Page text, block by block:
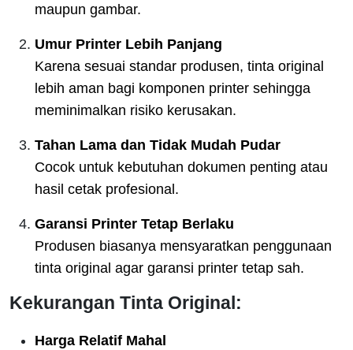
maupun gambar.
Umur Printer Lebih Panjang
Karena sesuai standar produsen, tinta original
lebih aman bagi komponen printer sehingga
meminimalkan risiko kerusakan.
Tahan Lama dan Tidak Mudah Pudar
Cocok untuk kebutuhan dokumen penting atau
hasil cetak profesional.
Garansi Printer Tetap Berlaku
Produsen biasanya mensyaratkan penggunaan
tinta original agar garansi printer tetap sah.
Kekurangan Tinta Original:
Harga Relatif Mahal